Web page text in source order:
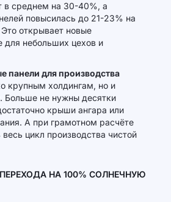
в среднем на 30-40%, а
повысилась до 21-23% на
открывает новые
для небольших цехов и
панели для производства
крупным холдингам, но и
Больше не нужны десятки
крыши ангара или
А при грамотном расчёте
цикл производства чистой
НА 100% СОЛНЕЧНУЮ